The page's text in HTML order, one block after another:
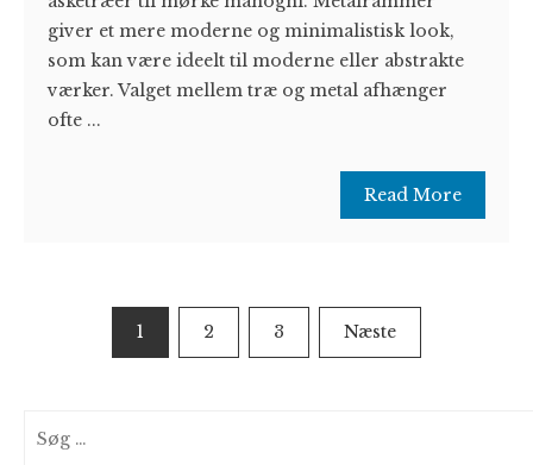
giver et mere moderne og minimalistisk look,
som kan være ideelt til moderne eller abstrakte
værker. Valget mellem træ og metal afhænger
ofte ...
Read More
Navigation
1 2 3 Næste
efter: